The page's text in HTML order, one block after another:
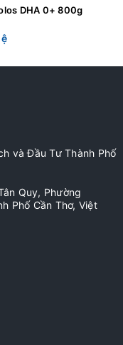
DHA 0+ 800g
và Đầu Tư Thành Phố
Quy, Phường
Phố Cần Thơ, Việt